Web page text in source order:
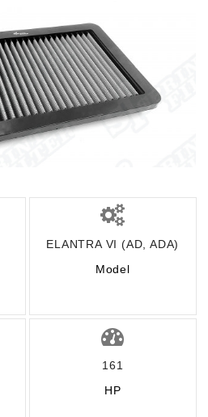
ELANTRA VI (AD, ADA)
Model
161
HP